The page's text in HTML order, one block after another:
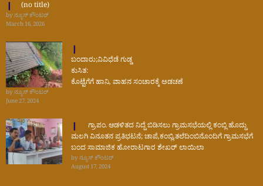
(no title)
by ನ್ಯೂಸ್ ಕೌಂಟರ್
March 16, 2026
ಬಂದಾರು;ವಿವಿಧೆಡೆ ಗುಡ್ಡ
ಕುಸಿತ:
ಕೊಟ್ಟೆಗೆಗೆ ಹಾನಿ, ವಾಹನ ಸಂಚಾರಕ್ಕೆ ಅಡಚಣೆ
by ನ್ಯೂಸ್ ಕೌಂಟರ್
June 27, 2024
ಗ್ರಾ.ಪಂ. ಆಡಳಿತದ ನಿದ್ದೆ ಬಿಡಿಸಲು ಗ್ರಾಮಸಭೆಯಲ್ಲಿ ಕಂಬ್ಲಿ ಹೊದ್ದು
ಮಲಗಿ ವಿನೂತನ ಪ್ರತಿಭಟನೆ; ಚಾಪೆ,ಕಂಬ್ಲಿ,ತಲೆದಿಂಬಿನೊಂದಿಗೆ ಗ್ರಾಮಸಭೆಗೆ
ಬಂದ ಸಾಮಾಜಿಕ ಹೋರಾಟಗಾರ ಶೇಖರ್ ಲಾಯಿಲಾ
by ನ್ಯೂಸ್ ಕೌಂಟರ್
August 17, 2024